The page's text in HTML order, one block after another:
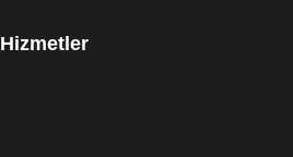
Hizmetler